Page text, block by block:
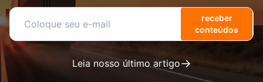
receber
conteúdos
Leia nosso último artigo→